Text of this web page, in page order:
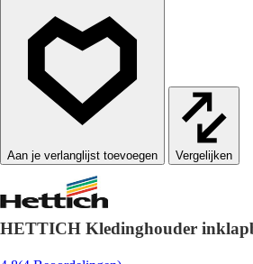
Vergelijken
HETTICH Kledinghouder